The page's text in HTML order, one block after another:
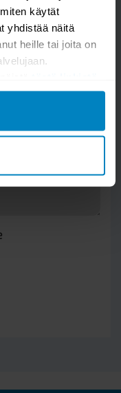
käytät
yhdistää näitä
heille tai joita on